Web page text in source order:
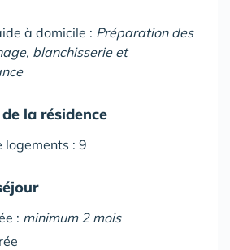
à domicile : Préparation des
blanchisserie et
la résidence
logements : 9
: minimum 2 mois